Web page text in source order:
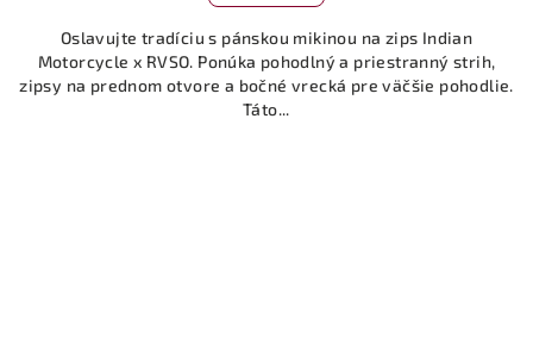
Oslavujte tradíciu s pánskou mikinou na zips Indian
Motorcycle x RVSO. Ponúka pohodlný a priestranný strih,
zipsy na prednom otvore a bočné vrecká pre väčšie pohodlie.
Táto...